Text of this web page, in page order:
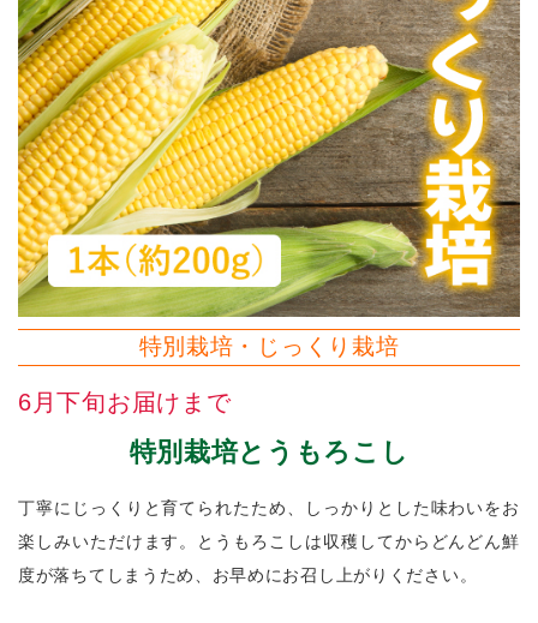
特別栽培・じっくり栽培
6月下旬お届けまで
特別栽培とうもろこし
丁寧にじっくりと育てられたため、しっかりとした味わいをお
楽しみいただけます。とうもろこしは収穫してからどんどん鮮
度が落ちてしまうため、お早めにお召し上がりください。